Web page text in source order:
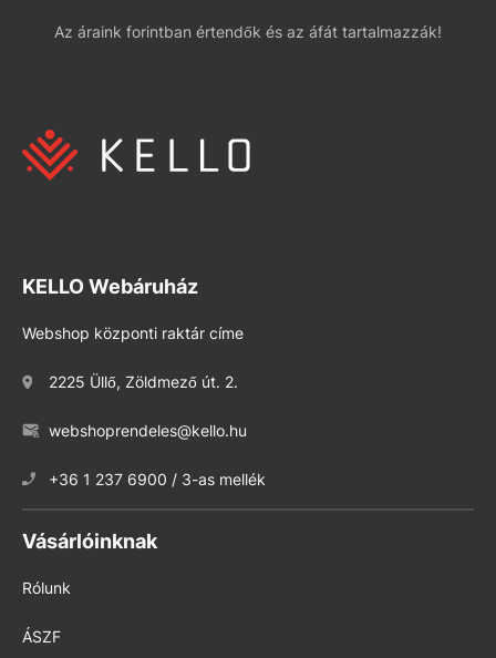
Az áraink forintban értendők és az áfát tartalmazzák!
KELLO Webáruház
Webshop központi raktár címe
2225 Üllő, Zöldmező út. 2.
webshoprendeles@kello.hu
+36 1 237 6900 / 3-as mellék
Vásárlóinknak
Rólunk
ÁSZF